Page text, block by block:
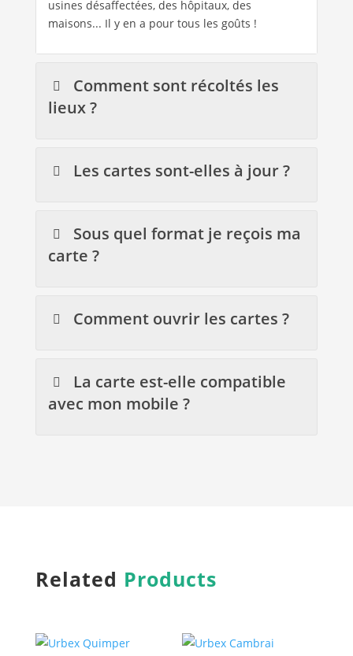
usines désaffectées, des hôpitaux, des
maisons... Il y en a pour tous les goûts !
Comment sont récoltés les
lieux ?
Les cartes sont-elles à jour ?
Sous quel format je reçois ma
carte ?
Comment ouvrir les cartes ?
La carte est-elle compatible
avec mon mobile ?
Related Products